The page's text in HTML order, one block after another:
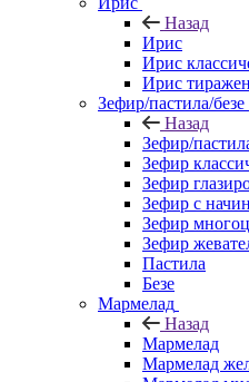
Назад
Ирис
Ирис
Ирис
Зефир/пастила/безе
Назад
Зефир/
Зефир
Зефир
Зефир с
Зефир
Зефир
Пастила
Безе
Мармелад
Назад
Мармелад
Мармелад